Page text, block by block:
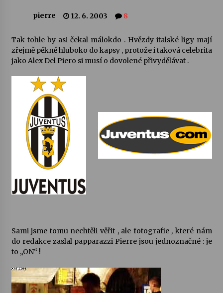
Veselí muzikanti
Pozvánka na integrační festival Quijotova
Jenakaši
28. 7. 2026
Votavžatský ploty
Vysočinka
Ozvěny prázdnin
pierre 12. 6. 2003 8
Tak tohle by asi čekal málokdo . Hvězdy italské ligy mají
zřejmě pěkně hluboko do kapsy , protože i taková celebrita
jako Alex Del Piero si musí o dovolené přivydělávat .
Sami jsme tomu nechtěli věřit , ale fotografie , které nám
do redakce zaslal papparazzi Pierre jsou jednoznačné : je
to „ON“ !